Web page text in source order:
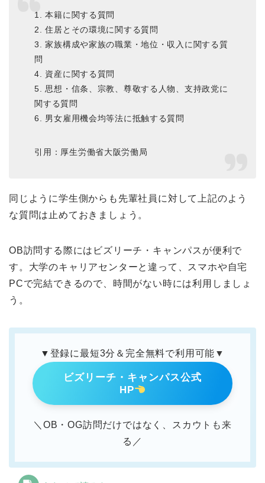
1. 本籍に関する質問
2. 住居とその環境に関する質問
3. 家族構成や家族の職業・地位・収入に関する質
問
4. 資産に関する質問
5. 思想・信条、宗教、尊敬する人物、支持政党に
関する質問
6. 男女雇用機会均等法に抵触する質問
引用：厚生労働省大阪労働局
同じように学生側からも先輩社員に対して上記のよう
な質問は止めておきましょう。
OB訪問する際にはビズリーチ・キャンパスが便利で
す。大学のキャリアセンターと違って、スマホや自宅
PCで完結できるので、時間がない時には利用しましょ
う。
▼登録に最短3分＆完全無料で利用可能▼
ビズリーチ・キャンパス公式
HP
＼OB・OG訪問だけではなく、スカウトも来
る／